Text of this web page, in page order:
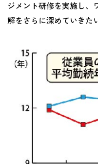
ジメント研修を実施し、
解をさらに深めていきた